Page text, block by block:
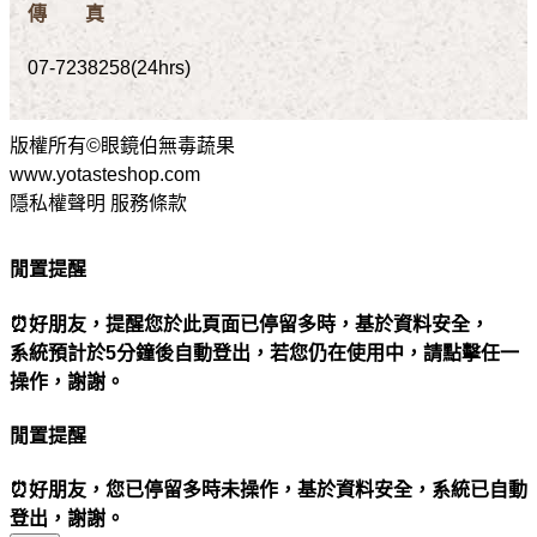
傳 真
07-7238258(24hrs)
版權所有©眼鏡伯無毒蔬果
www.yotasteshop.com
隱私權聲明 服務條款
閒置提醒
⏰好朋友，提醒您於此頁面已停留多時，基於資料安全，
系統預計於5分鐘後自動登出，若您仍在使用中，請點擊任一
操作，謝謝。
閒置提醒
⏰好朋友，您已停留多時未操作，基於資料安全，系統已自動
登出，謝謝。